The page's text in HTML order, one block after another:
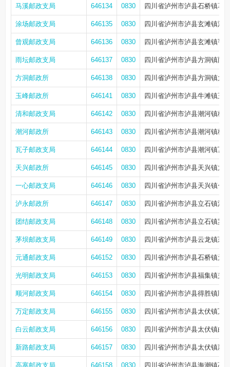
马溪邮政支局 646134 0830 四川省泸州市泸县石桥镇马
涂场邮政支局 646135 0830 四川省泸州市泸县玄滩镇涂
曾观邮政支局 646136 0830 四川省泸州市泸县玄滩镇平
雨坛邮政支局 646137 0830 四川省泸州市泸县方洞镇雨
方洞邮政所 646138 0830 四川省泸州市泸县方洞镇太
玉峰邮政所 646141 0830 四川省泸州市泸县牛滩镇玉
清和邮政支局 646142 0830 四川省泸州市泸县潮河镇桂
潮河邮政所 646143 0830 四川省泸州市泸县潮河镇桂
瓦子邮政支局 646144 0830 四川省泸州市泸县潮河镇瓦
天兴邮政所 646145 0830 四川省泸州市泸县天兴镇龙
一心邮政支局 646146 0830 四川省泸州市泸县天兴镇一
泸永邮政所 646147 0830 四川省泸州市泸县立石镇泸
团结邮政支局 646148 0830 四川省泸州市泸县立石镇罗
茅坝邮政支局 646149 0830 四川省泸州市泸县云龙镇茅
元通邮政支局 646152 0830 四川省泸州市泸县石桥镇元
光明邮政支局 646153 0830 四川省泸州市泸县福集镇光
顺河邮政支局 646154 0830 四川省泸州市泸县得胜镇顺
万定邮政支局 646155 0830 四川省泸州市泸县太伏镇万
白云邮政支局 646156 0830 四川省泸州市泸县太伏镇白
新路邮政支局 646157 0830 四川省泸州市泸县太伏镇新
高寨邮政支局 646158 0830 四川省泸州市泸县海潮镇高